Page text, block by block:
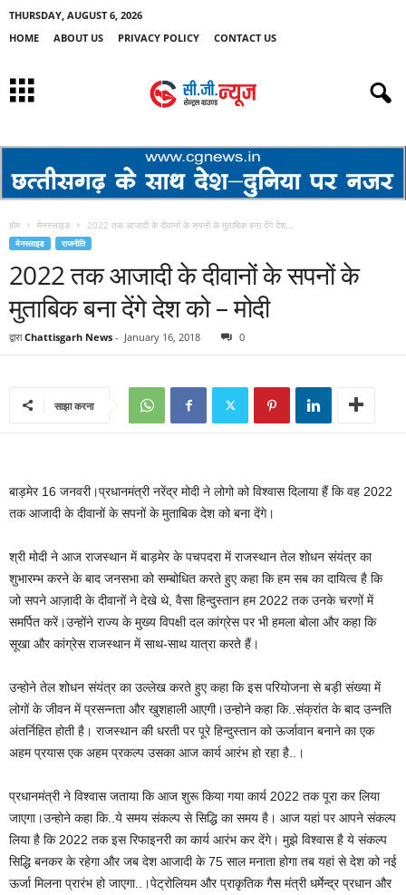
THURSDAY, AUGUST 6, 2026
HOME
ABOUT US PRIVACY POLICY CONTACT US
होम मेनस्लाइड 2022 तक आजादी के दीवानों के सपनों के मुताबिक बना देंगे देश...
मेनस्लाइड राजनीति
2022 तक आजादी के दीवानों के सपनों के
मुताबिक बना देंगे देश को – मोदी
द्वारा Chattisgarh News - January 16, 2018 0
साझा करना
बाड़मेर 16 जनवरी।प्रधानमंत्री नरेंद्र मोदी ने लोगो को विश्वास दिलाया हैं कि वह 2022
तक आजादी के दीवानों के सपनों के मुताबिक देश को बना देंगे।
श्री मोदी ने आज राजस्थान में बाड़मेर के पचपदरा में राजस्थान तेल शोधन संयंत्र का
शुभारम्भ करने के बाद जनसभा को सम्बोधित करते हुए कहा कि हम सब का दायित्व है कि
जो सपने आज़ादी के दीवानों ने देखे थे, वैसा हिन्दुस्तान हम 2022 तक उनके चरणों में
समर्पित करें।उन्‍होंने राज्य के मुख्य विपक्षी दल कांग्रेस पर भी हमला बोला और कहा कि
सूखा और कांग्रेस राजस्थान में साथ-साथ यात्रा करते हैं।
उन्होने तेल शोधन संयंत्र का उल्लेख करते हुए कहा कि इस परियोजना से बड़ी संख्‍या में
लोगों के जीवन में प्रसन्‍नता और खुशहाली आएगी।उन्होने कहा कि..संक्रांत के बाद उन्‍नति
अंतर्निहित होती है। राजस्‍थान की धरती पर पूरे हिन्‍दुस्‍तान को ऊर्जावान बनाने का एक
अहम प्रयास एक अहम प्रकल्‍प उसका आज कार्य आरंभ हो रहा है..।
प्रधानमंत्री ने विश्‍वास जताया कि आज शुरू किया गया कार्य 2022 तक पूरा कर लिया
जाएगा।उन्होने कहा कि..ये समय संकल्‍प से सिद्धि का समय है। आज यहां पर आपने संकल्‍प
लिया है कि 2022 तक इस रिफाइनरी का कार्य आरंभ कर देंगे। मुझे विश्‍वास है ये संकल्‍प
सिद्धि बनकर के रहेगा और जब देश आजादी के 75 साल मनाता होगा तब यहां से देश को नई
ऊर्जा मिलना प्रारंभ हो जाएगा..।पेट्रोलियम और प्राकृतिक गैस मंत्री धर्मेन्‍द्र प्रधान और